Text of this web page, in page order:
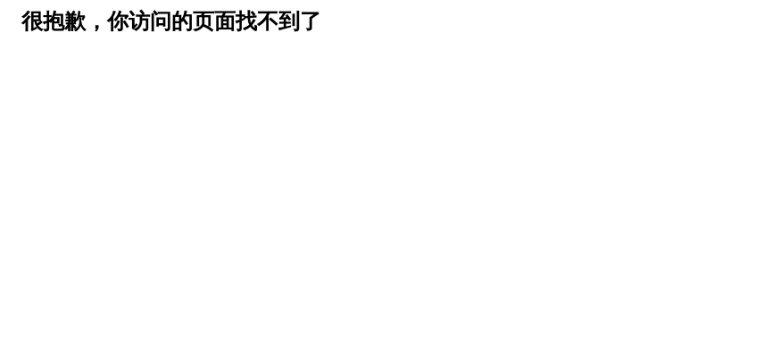
很抱歉，你访问的页面找不到了